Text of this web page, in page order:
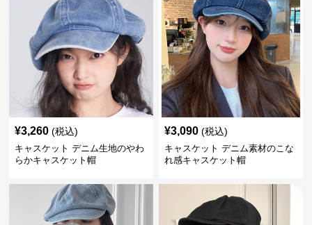
¥3,260 (税込)
キャスケット デニム生地のやわ
らかキャスケット帽
¥3,090 (税込)
キャスケット デニム素材のこな
れ感キャスケット帽